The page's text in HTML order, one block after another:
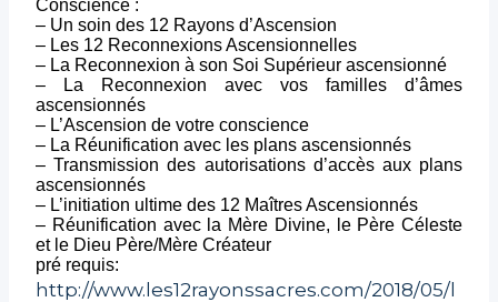
Conscience :
– Un soin des 12 Rayons d’Ascension
– Les 12 Reconnexions Ascensionnelles
– La Reconnexion à son Soi Supérieur ascensionné
– La Reconnexion avec vos familles d’âmes
ascensionnés
– L’Ascension de votre conscience
– La Réunification avec les plans ascensionnés
– Transmission des autorisations d’accès aux plans
ascensionnés
– L’initiation ultime des 12 Maîtres Ascensionnés
– Réunification avec la Mère Divine, le Père Céleste
et le Dieu Père/Mère Créateur
pré requis:
http://www.les12rayonssacres.com/2018/05/l